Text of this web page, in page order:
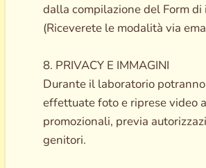
dalla compilazione del Form di
(Riceverete le modalità via
8. PRIVACY E IMMAGINI
Durante il laboratorio
effettuate foto e riprese video
promozionali, previa
genitori.